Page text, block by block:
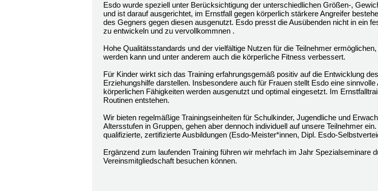
Esdo wurde speziell unter Berücksichtigung der unterschiedlichen Größen-,
und ist darauf ausgerichtet, im Ernstfall gegen körperlich stärkere Angreifer
des Gegners gegen diesen ausgenutzt. Esdo presst die Ausübenden nicht in ein
zu entwickeln und zu vervollkommnen .
Hohe Qualitätsstandards und der vielfältige Nutzen für die Teilnehmer
werden kann und unter anderem auch die körperliche Fitness verbessert.
Für Kinder wirkt sich das Training erfahrungsgemäß positiv auf die Entwicklung
Erziehungshilfe darstellen. Insbesondere auch für Frauen stellt Esdo eine
körperlichen Fähigkeiten werden ausgenutzt und optimal eingesetzt. Im
Routinen entstehen.
Wir bieten regelmäßige Trainingseinheiten für Schulkinder, Jugendliche und
Altersstufen in Gruppen, gehen aber dennoch individuell auf unsere Teilnehmer
qualifizierte, zertifizierte Ausbildungen (Esdo-Meister*innen, Dipl. Esdo-
Ergänzend zum laufenden Training führen wir mehrfach im Jahr Spezialseminare
Vereinsmitgliedschaft besuchen können.